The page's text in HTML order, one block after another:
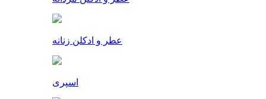
عطر و ادکلن زنانه
اسپری